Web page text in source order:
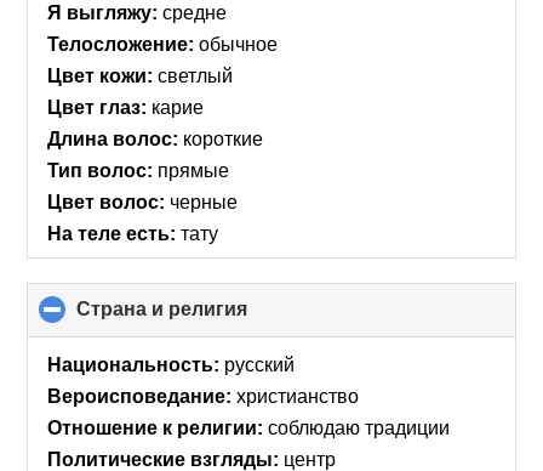
Я выгляжу: средне
Телосложение: обычное
Цвет кожи: светлый
Цвет глаз: карие
Длина волос: короткие
Тип волос: прямые
Цвет волос: черные
На теле есть: тату
Страна и религия
to
collapse
Национальность: русский
Вероисповедание: христианство
Отношение к религии: соблюдаю традиции
Политические взгляды: центр